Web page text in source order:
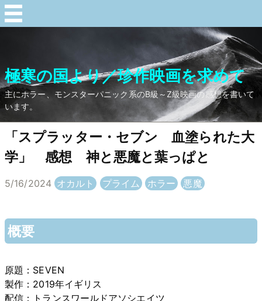
極寒の国より／珍作映画を求めて
主にホラー、モンスターパニック系のB級～Z級映画の感想を書いて
います。
「スプラッター・セブン 血塗られた大
学」 感想 神と悪魔と葉っぱと
5/16/2024 オカルト プライム ホラー 悪魔
概要
原題：SEVEN
製作：2019年イギリス
配信：トランスワールドアソシエイツ